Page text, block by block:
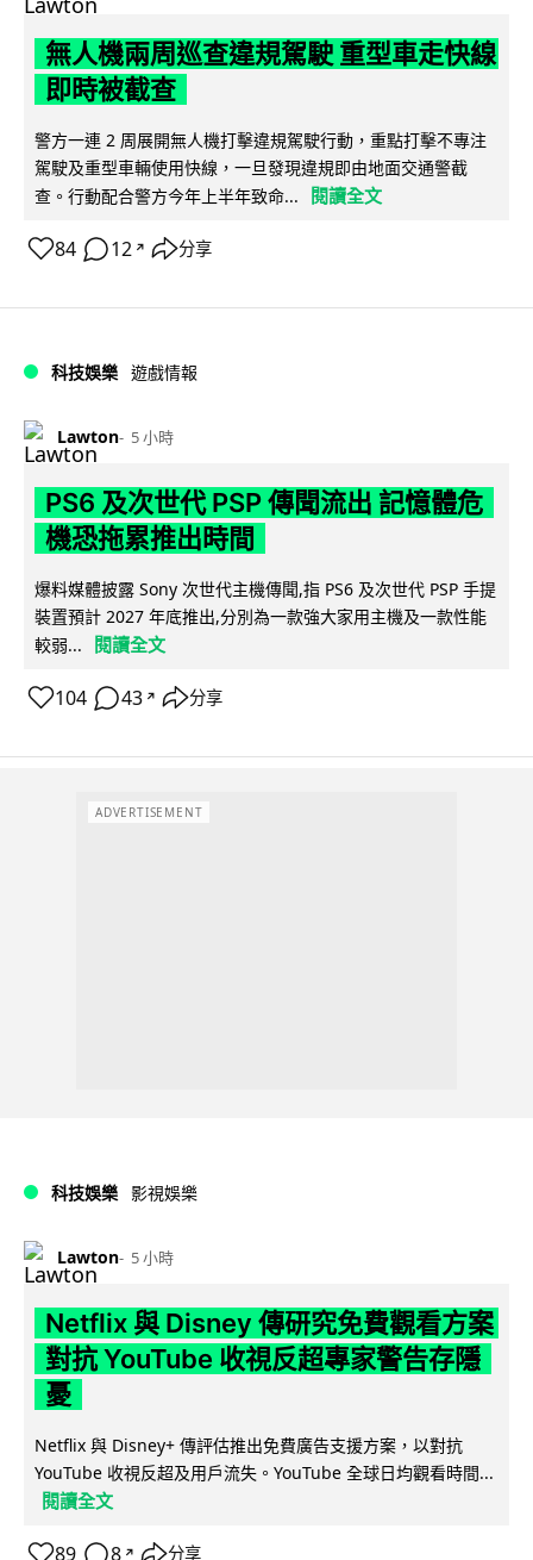
無人機兩周巡查違規駕駛 重型車走快線
即時被截查
警方一連 2 周展開無人機打擊違規駕駛行動，重點打擊不專注
駕駛及重型車輛使用快線，一旦發現違規即由地面交通警截
查。行動配合警方今年上半年致命...
閱讀全文
84 12 ↗ 分享
科技娛樂 遊戲情報
Lawton 5 小時
PS6 及次世代 PSP 傳聞流出 記憶體危
機恐拖累推出時間
爆料媒體披露 Sony 次世代主機傳聞,指 PS6 及次世代 PSP 手提
裝置預計 2027 年底推出,分別為一款強大家用主機及一款性能
較弱...
閱讀全文
104 43 ↗ 分享
ADVERTISEMENT
科技娛樂 影視娛樂
Lawton 5 小時
Netflix 與 Disney 傳研究免費觀看方案
對抗 YouTube 收視反超專家警告存隱
憂
Netflix 與 Disney+ 傳評估推出免費廣告支援方案，以對抗
YouTube 收視反超及用戶流失。YouTube 全球日均觀看時間...
閱讀全文
89 8 ↗ 分享